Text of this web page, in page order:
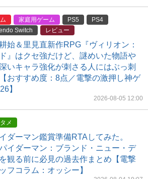
家庭用ゲーム PS5
PS4
Switch
レビュー
始＆里見直新作RPG『ヴィリオン：
』はクセ強だけど、謎めいた物語や
いキャラ強化が刺さる人にはぶっ刺
おすすめ度：8点／電撃の激押し神ゲ
】
2026-08-05 12:00
メ
ダーマン鑑賞準備RTAしてみた。
パイダーマン：ブランド・ニュー・デ
観る前に必見の過去作まとめ【電撃
フコラム：オッシー】